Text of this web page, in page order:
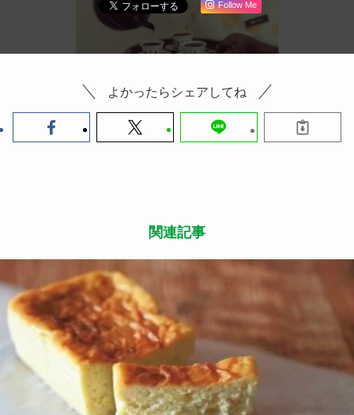
Follow Me
よかったらシェアしてね
関連記事